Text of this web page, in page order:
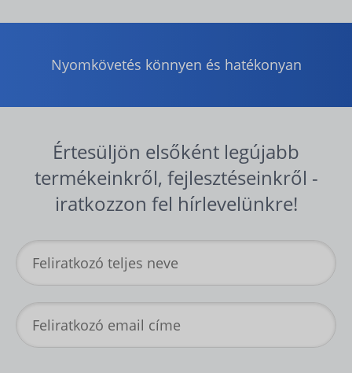
Nyomkövetés könnyen és hatékonyan
Értesüljön elsőként legújabb
termékeinkről, fejlesztéseinkről -
iratkozzon fel hírlevelünkre!